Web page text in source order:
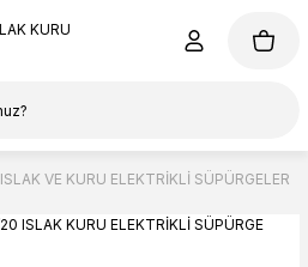
ISLAK VE KURU ELEKTRİKLİ SÜPÜRGELER